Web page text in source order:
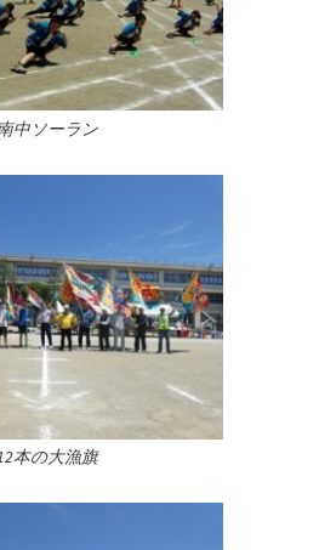
中ソーラン
本の大漁旗